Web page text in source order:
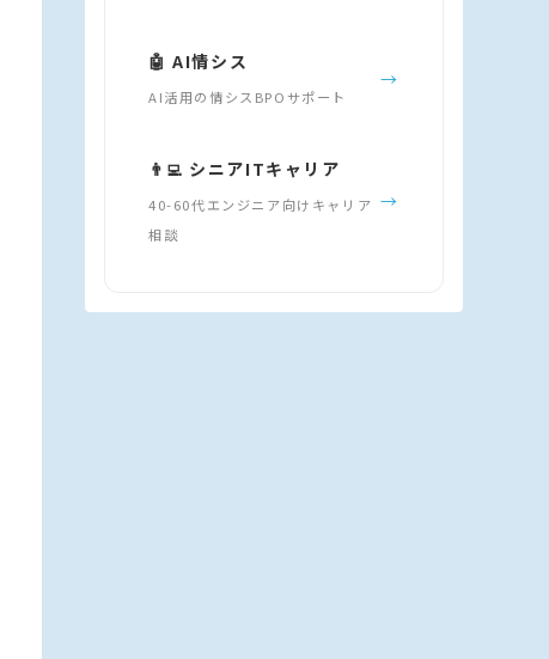
🤖 AI情シス
AI活用の情シスBPOサポート
→
👨‍💻 シニアITキャリア
40-60代エンジニア向けキャリア
相談
→